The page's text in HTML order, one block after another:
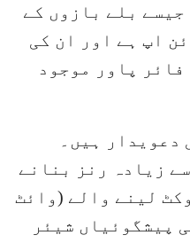
بلے بازوں کے
اپ ہے اور ان کی
پاور موجود
دعویدار ہیں۔
زیادہ رنز بنانے
لینے والے (وائٹ
پیشگوئیاں شیئر